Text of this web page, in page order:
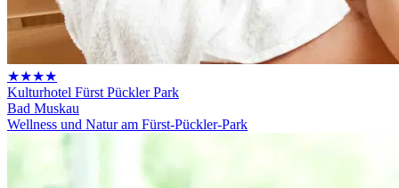
★★★★
Kulturhotel Fürst Pückler Park
Bad Muskau
Wellness und Natur am Fürst-Pückler-Park